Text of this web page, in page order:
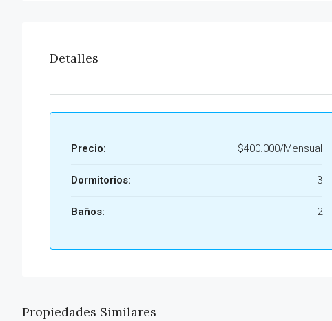
Detalles
Precio: $400.000/Mensual
Dormitorios: 3
Baños: 2
Propiedades Similares